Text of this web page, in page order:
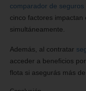
comparador de seguros
cinco factores
simultáneamente.
Además, al contratar
acceder a beneficios
flota si asegurás más